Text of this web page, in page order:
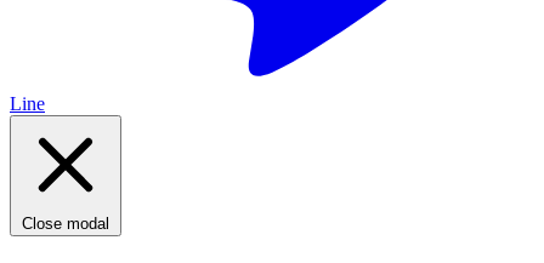
Line
Close modal